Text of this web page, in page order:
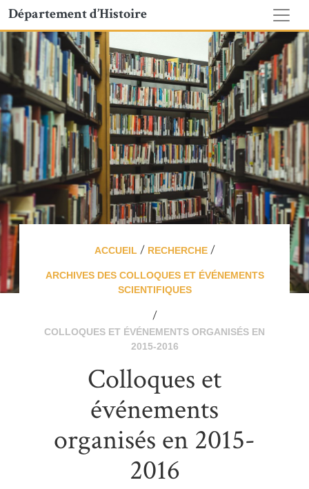
Département d’Histoire
ACCUEIL/ RECHERCHE/
ARCHIVES DES COLLOQUES ET ÉVÉNEMENTS
SCIENTIFIQUES
/
COLLOQUES ET ÉVÉNEMENTS ORGANISÉS EN
2015-2016
Colloques et
événements
organisés en 2015-
2016